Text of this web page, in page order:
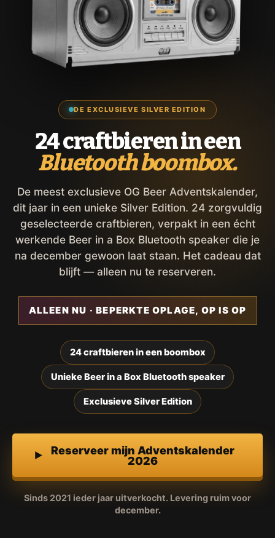
DE EXCLUSIEVE SILVER EDITION
24 craftbieren in een
Bluetooth boombox.
De meest exclusieve OG Beer Adventskalender,
dit jaar in een unieke Silver Edition. 24 zorgvuldig
geselecteerde craftbieren, verpakt in een écht
werkende Beer in a Box Bluetooth speaker die je
na december gewoon laat staan. Het cadeau dat
blijft — alleen nu te reserveren.
ALLEEN NU · BEPERKTE OPLAGE, OP IS OP
24 craftbieren in een boombox
Unieke Beer in a Box Bluetooth speaker
Exclusieve Silver Edition
Reserveer mijn Adventskalender
2026
Sinds 2021 ieder jaar uitverkocht. Levering ruim voor
december.